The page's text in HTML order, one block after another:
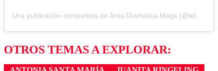
OTROS TEMAS A EXPLORAR: